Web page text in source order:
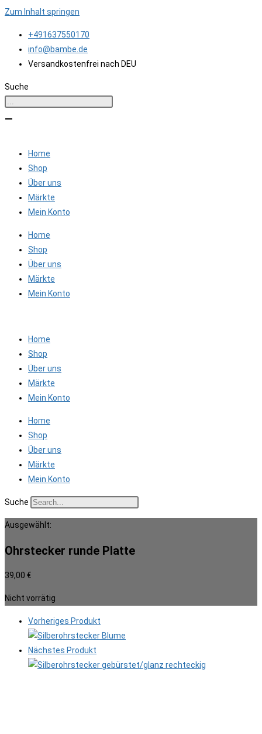
Zum Inhalt springen
+491637550170
info@bambe.de
Versandkostenfrei nach DEU
Suche
Home
Shop
Über uns
Märkte
Mein Konto
Home
Shop
Über uns
Märkte
Mein Konto
Home
Shop
Über uns
Märkte
Mein Konto
Home
Shop
Über uns
Märkte
Mein Konto
Suche
Ausgewählt:
Ohrstecker runde Platte
39,00 €
Nicht vorrätig
Vorheriges Produkt
Nächstes Produkt